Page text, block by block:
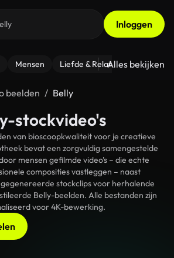
Inloggen
Mensen Liefde & Relaties - Fitness
Alles bekijken
beelden Belly
stockvideo's
van bioscoopkwaliteit voor je creatieve
bevat een zorgvuldig samengestelde
mensen gefilmde video's – die echte
composities vastleggen – naast
stockclips voor herhalende
Belly-beelden. Alle bestanden zijn
voor 4K-bewerking.